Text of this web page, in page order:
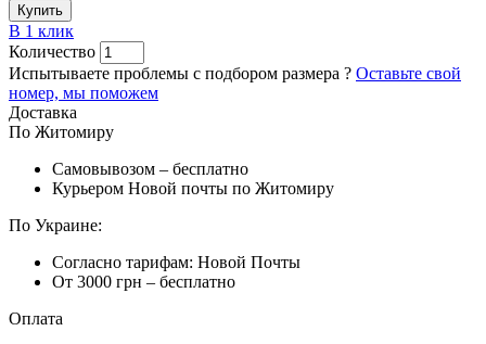
Купить
В 1 клик
Количество
Испытываете проблемы с подбором размера ? Оставьте свой
номер, мы поможем
Доставка
По Житомиру
Самовывозом – бесплатно
Курьером Новой почты по Житомиру
По Украине:
Согласно тарифам: Новой Почты
От 3000 грн – бесплатно
Оплата